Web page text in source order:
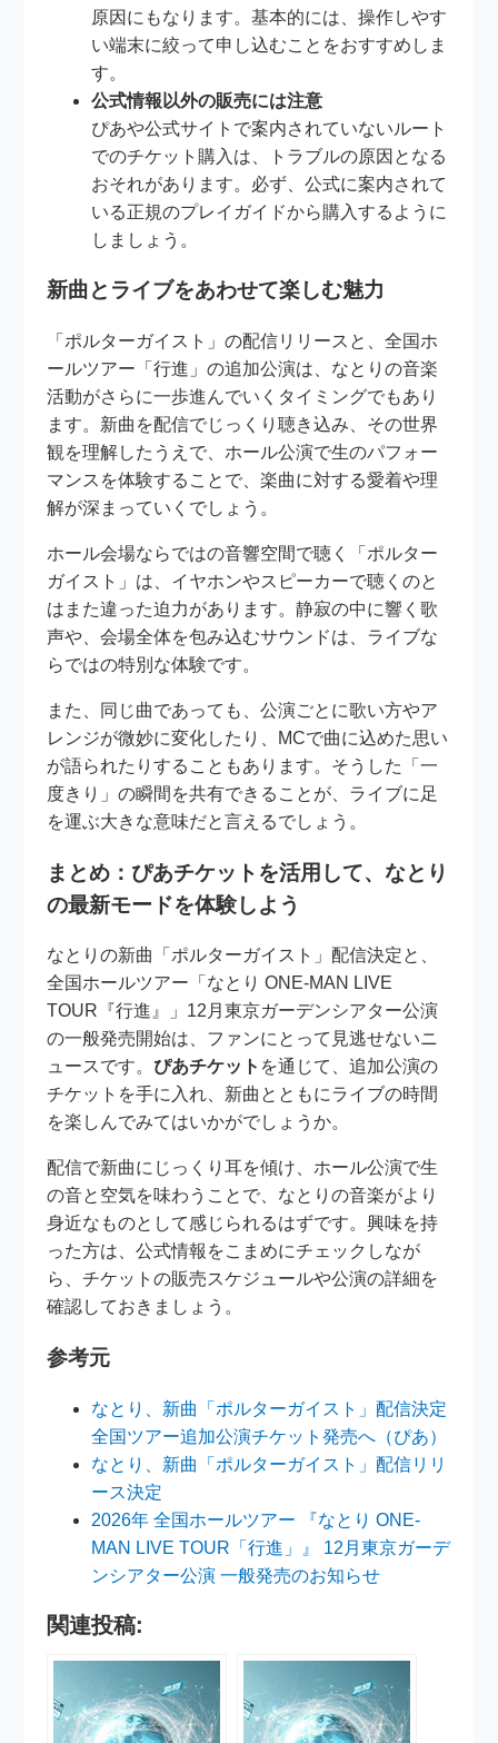
原因にもなります。基本的には、操作しやす
い端末に絞って申し込むことをおすすめしま
す。
公式情報以外の販売には注意
ぴあや公式サイトで案内されていないルート
でのチケット購入は、トラブルの原因となる
おそれがあります。必ず、公式に案内されて
いる正規のプレイガイドから購入するように
しましょう。
新曲とライブをあわせて楽しむ魅力
「ポルターガイスト」の配信リリースと、全国ホ
ールツアー「行進」の追加公演は、なとりの音楽
活動がさらに一歩進んでいくタイミングでもあり
ます。新曲を配信でじっくり聴き込み、その世界
観を理解したうえで、ホール公演で生のパフォー
マンスを体験することで、楽曲に対する愛着や理
解が深まっていくでしょう。
ホール会場ならではの音響空間で聴く「ポルター
ガイスト」は、イヤホンやスピーカーで聴くのと
はまた違った迫力があります。静寂の中に響く歌
声や、会場全体を包み込むサウンドは、ライブな
らではの特別な体験です。
また、同じ曲であっても、公演ごとに歌い方やア
レンジが微妙に変化したり、MCで曲に込めた思い
が語られたりすることもあります。そうした「一
度きり」の瞬間を共有できることが、ライブに足
を運ぶ大きな意味だと言えるでしょう。
まとめ：ぴあチケットを活用して、なとり
の最新モードを体験しよう
なとりの新曲「ポルターガイスト」配信決定と、
全国ホールツアー「なとり ONE-MAN LIVE
TOUR『行進』」12月東京ガーデンシアター公演
の一般発売開始は、ファンにとって見逃せないニ
ュースです。 ぴあチケット を通じて、追加公演の
チケットを手に入れ、新曲とともにライブの時間
を楽しんでみてはいかがでしょうか。
配信で新曲にじっくり耳を傾け、ホール公演で生
の音と空気を味わうことで、なとりの音楽がより
身近なものとして感じられるはずです。興味を持
った方は、公式情報をこまめにチェックしなが
ら、チケットの販売スケジュールや公演の詳細を
確認しておきましょう。
参考元
なとり、新曲「ポルターガイスト」配信決定
全国ツアー追加公演チケット発売へ（ぴあ）
なとり、新曲「ポルターガイスト」配信リリ
ース決定
2026年 全国ホールツアー 『なとり ONE-
MAN LIVE TOUR「行進」』 12月東京ガーデ
ンシアター公演 一般発売のお知らせ
関連投稿: